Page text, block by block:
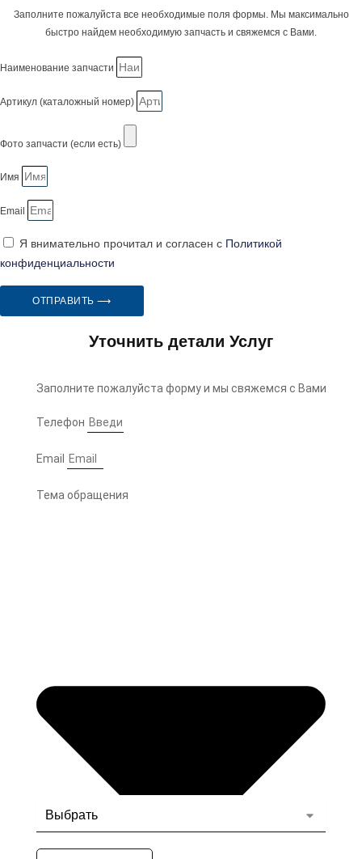
Заполните пожалуйста все необходимые поля формы. Мы максимально
быстро найдем необходимую запчасть и свяжемся с Вами.
Наименование запчасти
Артикул (каталожный номер)
Фото запчасти (если есть)
Имя
Email
Я внимательно прочитал и согласен с Политикой
конфиденциальности
ОТПРАВИТЬ ⟶
Уточнить детали Услуг
Заполните пожалуйста форму и мы свяжемся с Вами
Телефон
Email
Тема обращения